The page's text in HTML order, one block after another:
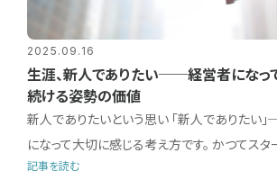
2025.09.16
生涯、新人でありたい──経営者になっ
続ける姿勢の価値
新人でありたいという思い 「新人でありたい
になって大切に感じる考え方です。 かつてス
記事を読む